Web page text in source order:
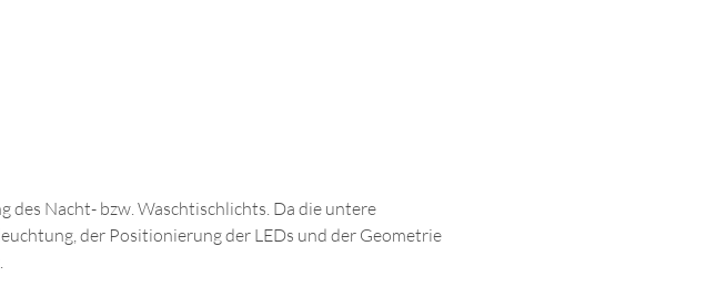
des Nacht- bzw. Waschtischlichts. Da die untere
der Positionierung der LEDs und der Geometrie